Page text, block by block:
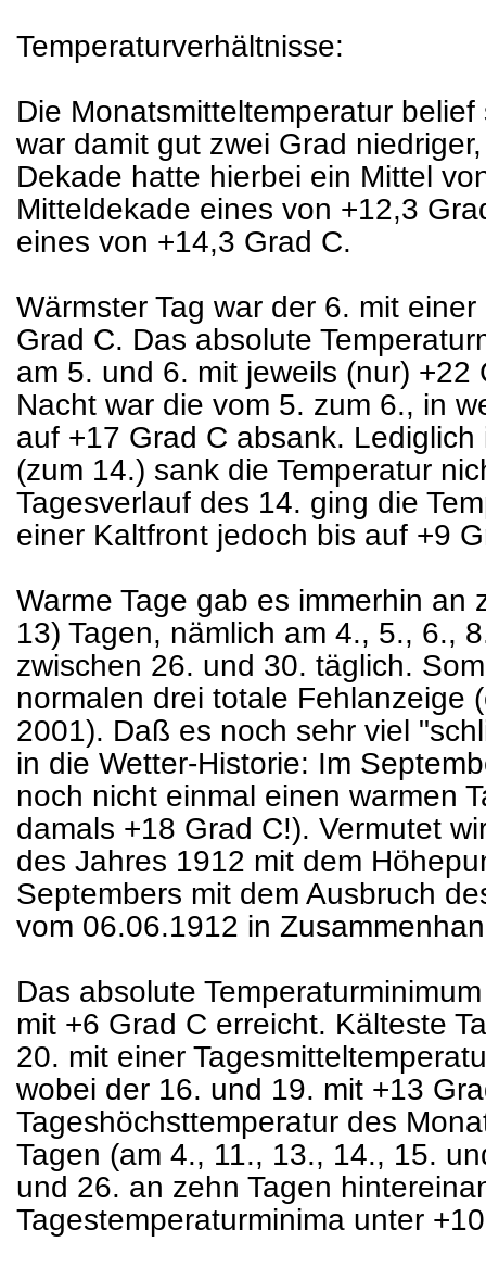
Temperaturverhältnisse:
Die Monatsmitteltemperatur
war damit gut zwei Grad
Dekade hatte hierbei ein Mittel
Mitteldekade eines von +12,3
eines von +14,3 Grad C.
Wärmster Tag war der 6. mit
Grad C. Das absolute
am 5. und 6. mit jeweils (nur) +22
Nacht war die vom 5. zum 6., in
auf +17 Grad C absank.
(zum 14.) sank die Temperatur
Tagesverlauf des 14. ging die
einer Kaltfront jedoch bis auf +9
Warme Tage gab es immerhin an
13) Tagen, nämlich am 4., 5., 6.,
zwischen 26. und 30. täglich.
normalen drei totale Fehlanzeige
2001). Daß es noch sehr viel
in die Wetter-Historie: Im
noch nicht einmal einen warmen
damals +18 Grad C!). Vermutet
des Jahres 1912 mit dem
Septembers mit dem Ausbruch
vom 06.06.1912 in
Das absolute
mit +6 Grad C erreicht. Kälteste
20. mit einer
wobei der 16. und 19. mit +13
Tageshöchsttemperatur des
Tagen (am 4., 11., 13., 14., 15.
und 26. an zehn Tagen
Tagestemperaturminima unter